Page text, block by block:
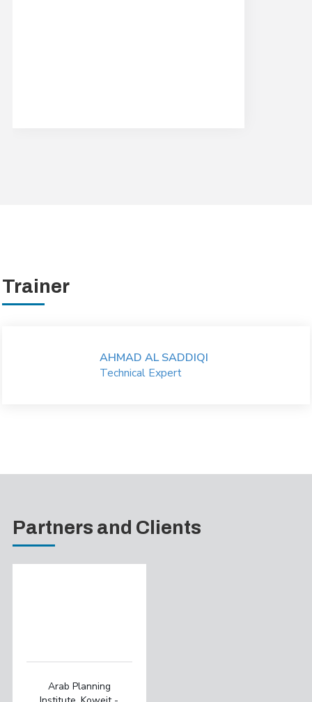
Trainer
AHMAD AL SADDIQI
Technical Expert
Partners and Clients
Arab Planning